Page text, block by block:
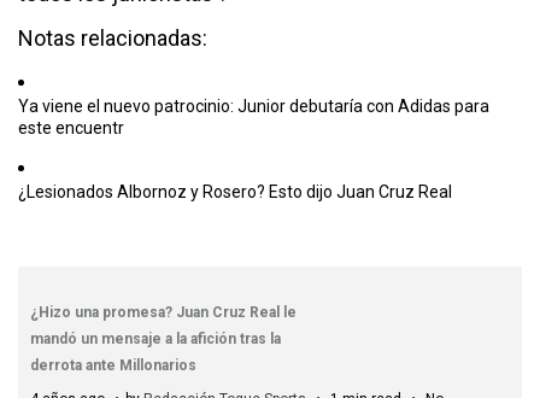
Notas relacionadas:
Ya viene el nuevo patrocinio: Junior debutaría con Adidas para
este encuentr
¿Lesionados Albornoz y Rosero? Esto dijo Juan Cruz Real
¿Hizo una promesa? Juan Cruz Real le
mandó un mensaje a la afición tras la
derrota ante Millonarios